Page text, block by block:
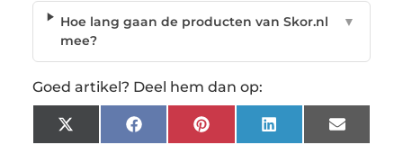
Hoe lang gaan de producten van Skor.nl
mee?
▼
Goed artikel? Deel hem dan op:
X
(Twitter)
FacebookPinterest LinkedIn Email